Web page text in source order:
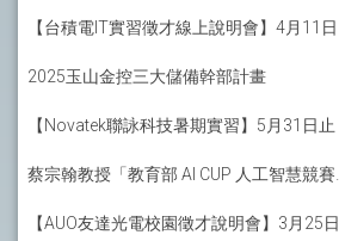
【台積電IT實習徵才線上說明會】4月11日
2025玉山金控三大儲備幹部計畫
【Novatek聯詠科技暑期實習】5月31日止
【AUO友達光電校園徵才說明會】3月25日